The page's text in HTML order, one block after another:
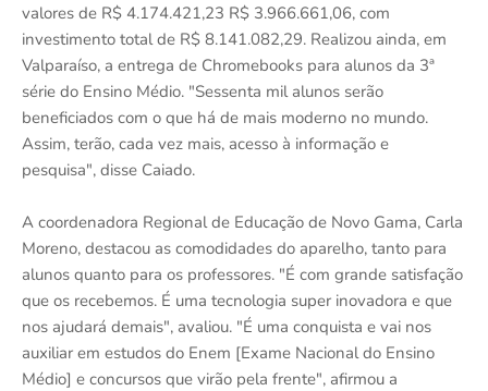
valores de R$ 4.174.421,23 R$ 3.966.661,06, com
investimento total de R$ 8.141.082,29. Realizou ainda, em
Valparaíso, a entrega de Chromebooks para alunos da 3ª
série do Ensino Médio. "Sessenta mil alunos serão
beneficiados com o que há de mais moderno no mundo.
Assim, terão, cada vez mais, acesso à informação e
pesquisa", disse Caiado.
A coordenadora Regional de Educação de Novo Gama, Carla
Moreno, destacou as comodidades do aparelho, tanto para
alunos quanto para os professores. "É com grande satisfação
que os recebemos. É uma tecnologia super inovadora e que
nos ajudará demais", avaliou. "É uma conquista e vai nos
auxiliar em estudos do Enem [Exame Nacional do Ensino
Médio] e concursos que virão pela frente", afirmou a